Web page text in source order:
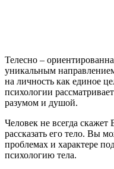
Телесно –
уникальным
на личность как единое
психологии
разумом и душой.
Человек не всегда скажет
рассказать его тело. Вы
проблемах и характере
психологию тела.